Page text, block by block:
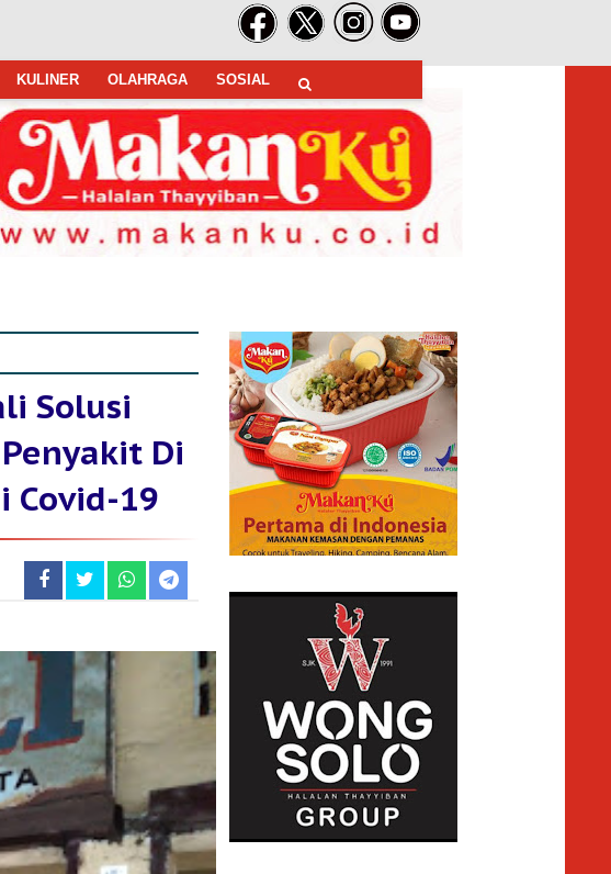
KULINER OLAHRAGA SOSIAL
Solusi
Di
Covid-19